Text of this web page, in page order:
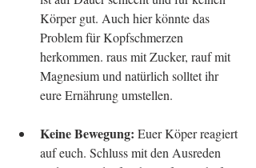
Körper gut. Auch hier könnte das
Problem für Kopfschmerzen
herkommen. raus mit Zucker, rauf mit
Magnesium und natürlich solltet ihr
eure Ernährung umstellen.
Keine Bewegung: Euer Köper reagiert
auf euch. Schluss mit den Ausreden